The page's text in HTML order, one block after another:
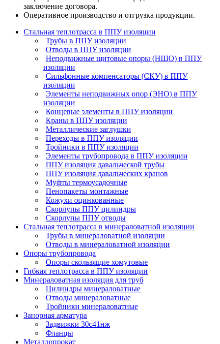
заключение договора.
Оперативное производство и отгрузка продукции.
Стальная теплотрасса в ППУ изоляции
Трубы в ППУ изоляции
Отводы в ППУ изоляции
Неподвижные щитовые опоры (НЩО) в ППУ
изоляции
Cильфонные компенсаторы (СКУ) в ППУ
изоляции
Элементы неподвижных опор (ЭНО) в ППУ
изоляции
Концевые элементы в ППУ изоляции
Краны в ППУ изоляции
Металлические заглушки
Переходы в ППУ изоляции
Тройники в ППУ изоляции
Элементы трубопровода в ППУ изоляции
ППУ изоляция давальческой трубы
ППУ изоляция давальческих кранов
Муфты термоусадочные
Пенопакеты монтажные
Кожухи оцинкованные
Скорлупы ППУ цилиндры
Скорлупы ППУ отводы
Стальная теплотрасса в минераловатной изоляции
Трубы в минераловатной изоляции
Отводы в минераловатной изоляции
Опоры трубопровода
Опоры скользящие хомутовые
Гибкая теплотрасса в ППУ изоляции
Минераловатная изоляция для труб
Цилиндры минераловатные
Отводы минераловатные
Тройники минераловатные
Запорная арматура
Задвижки 30с41нж
Фланцы
Металлопрокат